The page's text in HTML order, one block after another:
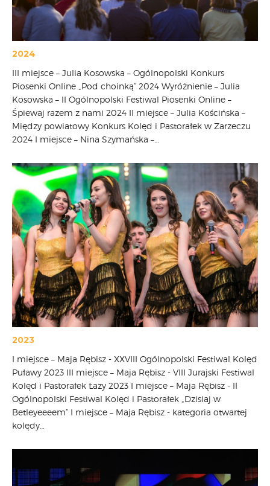
2024
III miejsce – Julia Kosowska – Ogólnopolski Konkurs
Piosenki Online „Pod choinką” 2024 Wyróżnienie – Julia
Kosowska – II Ogólnopolski Festiwal Piosenki Online –
Śpiewaj razem z nami 2024 II miejsce – Julia Kościńska –
Między powiatowy Konkurs Kolęd i Pastorałek w Zarzeczu
2024 I miejsce – Nina Szymańska –…
2023
I miejsce – Maja Rębisz - XXVIII Ogólnopolski Festiwal Kolęd
Puławy 2023 III miejsce – Maja Rębisz - VIII Jurajski Festiwal
Kolęd i Pastorałek Łazy 2023 I miejsce – Maja Rębisz - II
Ogólnopolski Festiwal Kolęd i Pastorałek „Dzisiaj w
Betleyeeeem” I miejsce – Maja Rębisz - kategoria otwartej
kolędy…